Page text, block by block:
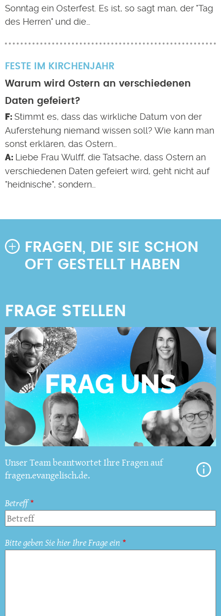
Sonntag ein Osterfest. Es ist, so sagt man, der "Tag
des Herren" und die…
FESTE IM KIRCHENJAHR
Warum wird Ostern an verschiedenen
Daten gefeiert?
Stimmt es, dass das wirkliche Datum von der
Auferstehung niemand wissen soll? Wie kann man
sonst erklären, das Ostern…
Liebe Frau Wulff, die Tatsache, dass Ostern an
verschiedenen Daten gefeiert wird, geht nicht auf
"heidnische", sondern…
FRAGEN, DIE SIE SCHON
OFT GESTELLT HABEN
Unser Team beantwortet Ihre Fragen auf
fragen.evangelisch.de.
Betreff
Bitte geben Sie hier Ihre Frage ein